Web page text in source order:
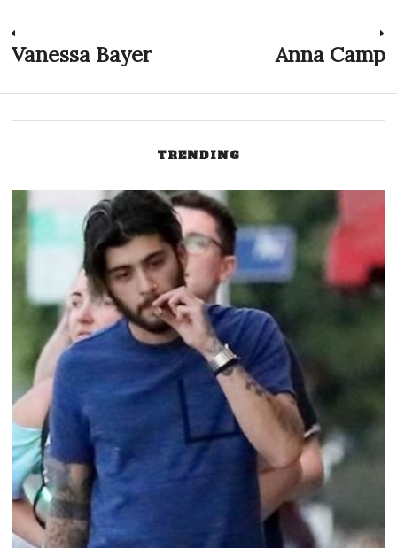
Indlægsnavigation
Previous
Vanessa Bayer Anna Camp
TRENDING